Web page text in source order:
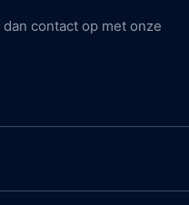
contact op met onze